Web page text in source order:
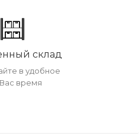
склад
в удобное
время